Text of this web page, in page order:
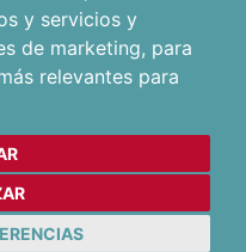
y servicios y
de marketing, para
relevantes para